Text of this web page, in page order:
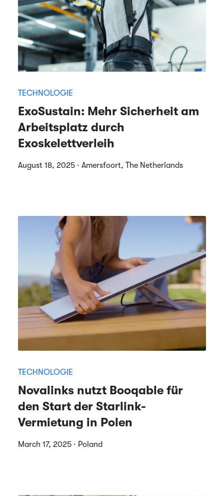
TECHNOLOGIE
ExoSustain: Mehr Sicherheit am
Arbeitsplatz durch
Exoskelettverleih
August 18, 2025 · Amersfoort, The Netherlands
TECHNOLOGIE
Novalinks nutzt Booqable für
den Start der Starlink-
Vermietung in Polen
March 17, 2025 · Poland